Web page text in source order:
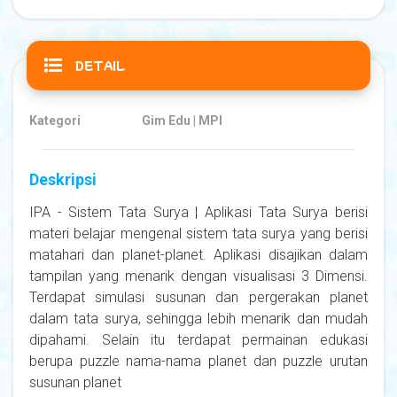
DETAIL
Kategori Gim Edu | MPI
Deskripsi
IPA - Sistem Tata Surya | Aplikasi Tata Surya berisi
materi belajar mengenal sistem tata surya yang berisi
matahari dan planet-planet. Aplikasi disajikan dalam
tampilan yang menarik dengan visualisasi 3 Dimensi.
Terdapat simulasi susunan dan pergerakan planet
dalam tata surya, sehingga lebih menarik dan mudah
dipahami. Selain itu terdapat permainan edukasi
berupa puzzle nama-nama planet dan puzzle urutan
susunan planet